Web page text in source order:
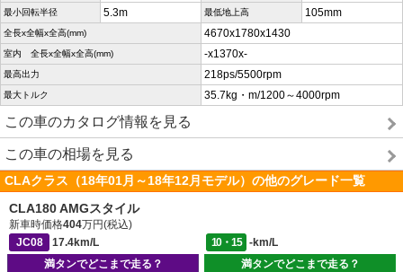
最小回転半径 5.3m 最低地上高 105mm
全長x全幅x全高(mm) 4670x1780x1430
室内 全長x全幅x全高(mm) -x1370x-
最高出力 218ps/5500rpm
最大トルク 35.7kg・m/1200～4000rpm
この車のカタログ情報を見る
この車の相場を見る
CLAクラス（18年01月～18年12月モデル）の他のグレード一覧
CLA180 AMGスタイル
新車時価格404万円(税込)
JC08
17.4km/L 10・15
-km/L
満タンでどこまで走る？
満タンでどこまで走る？